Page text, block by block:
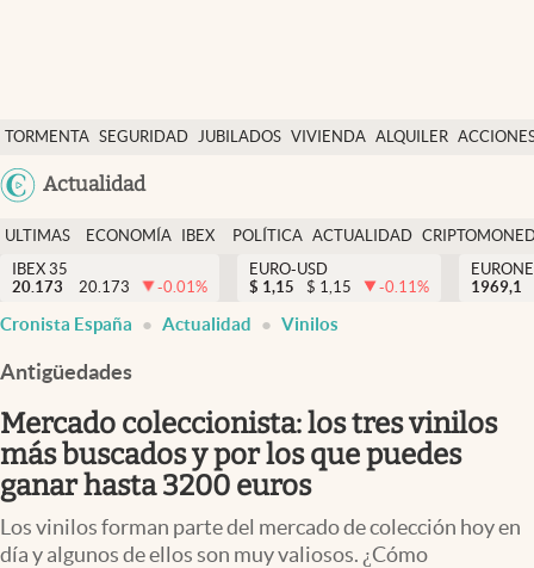
TORMENTA SEGURIDAD JUBILADOS VIVIENDA ALQUILER
USA
Actualidad
Economía y finanzas
Política
Actualidad
Criptomonedas
España
ULTIMAS
NOTICIAS
ECONOMÍA
FINANZAS
IBEX
EURO
POLÍTICA ACTUALIDAD
IBEX 35
20.173
20.173 -0.01%
EURO-USD
$ 1,15 $ 1,15 -0.11%
1969,1
Cronista España Actualidad Vinilos
Antigüedades
Mercado coleccionista: los tres vinilos
más buscados y por los que puedes
ganar hasta 3200 euros
Los vinilos forman parte del mercado de colección hoy en
día y algunos de ellos son muy valiosos. ¿Cómo